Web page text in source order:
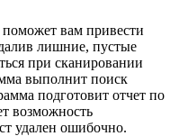
вам привести
лишние, пустые
при сканировании
выполнит поиск
подготовит отчет по
возможность
удален ошибочно.